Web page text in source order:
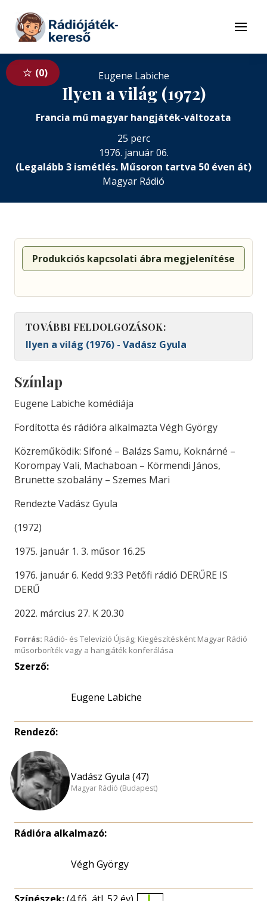
Tovább a tartalomhoz
Menü
0 Eugene Labiche
Ilyen a világ (1972)
Francia mű magyar hangjáték-változata
25 perc
1976. január 06.
(Legalább 3 ismétlés. Műsoron tartva 50 éven át)
Magyar Rádió
Produkciós kapcsolati ábra megjelenítése
TOVÁBBI FELDOLGOZÁSOK:
Ilyen a világ (1976) - Vadász Gyula
Színlap
Eugene Labiche komédiája
Fordította és rádióra alkalmazta Végh György
Közreműködik: Sifoné – Balázs Samu, Koknárné –
Korompay Vali, Machaboan – Körmendi János,
Brunette szobalány – Szemes Mari
Rendezte Vadász Gyula
(1972)
1975. január 1. 3. műsor 16.25
1976. január 6. Kedd 9:33 Petőfi rádió DERŰRE IS
DERŰ
2022. március 27. K 20.30
Forrás: Rádió- és Televízió Újság; Kiegészítésként Magyar Rádió
műsorboríték vagy a hangjáték konferálása
Szerző:
Eugene Labiche
Rendező:
Vadász Gyula (47)
Magyar Rádió (Budapest)
Rádióra alkalmazó:
Végh György